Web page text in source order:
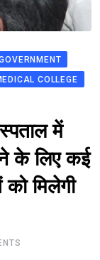
COLLEGE
में
के लिए कई
मिलेगी